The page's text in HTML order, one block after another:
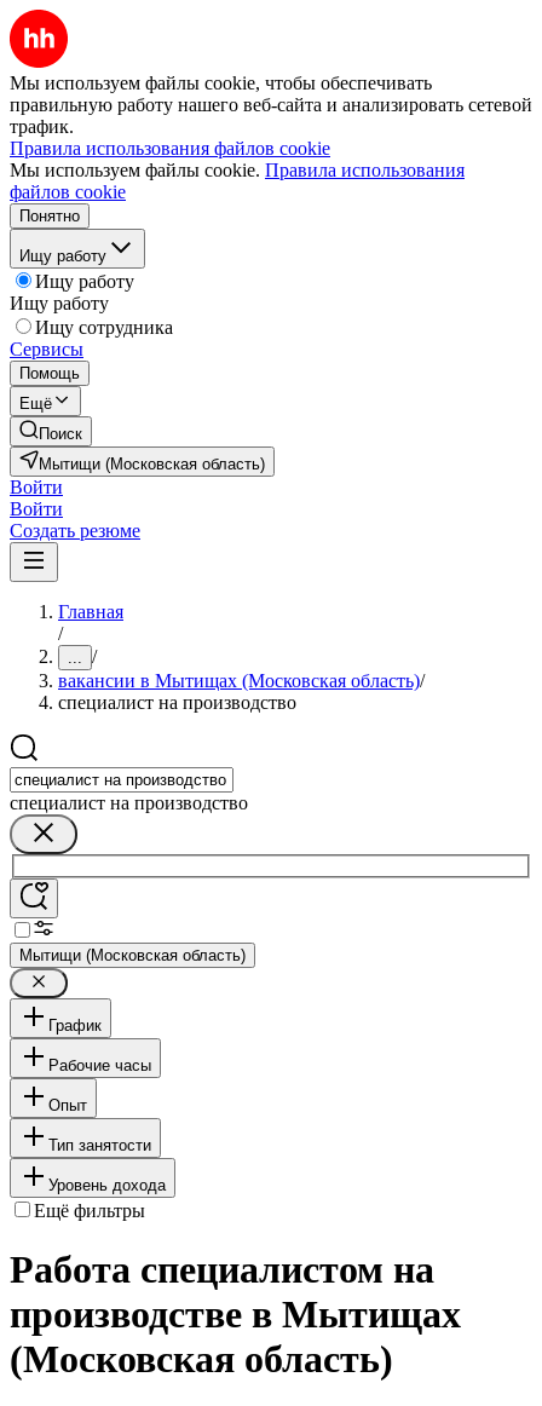
Мы используем файлы cookie, чтобы обеспечивать
правильную работу нашего веб-сайта и анализировать сетевой
трафик.
Правила использования файлов cookie
Мы используем файлы cookie. Правила использования
файлов cookie
Понятно
Ищу работу
Ищу работу
Ищу работу
Ищу сотрудника
Сервисы
Помощь
Ещё
Поиск
Мытищи (Московская область)
Войти
Войти
Создать резюме
Главная
/
... /
вакансии в Мытищах (Московская область)/
специалист на производство
специалист на производство
Мытищи (Московская область)
График
Рабочие часы
Опыт
Тип занятости
Уровень дохода
Ещё фильтры
Работа специалистом на
производстве в Мытищах
(Московская область)